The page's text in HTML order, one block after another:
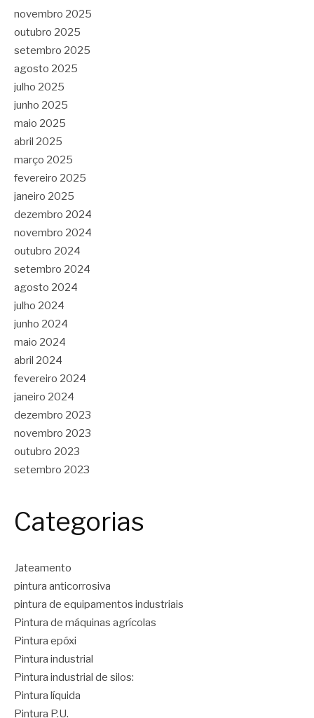
novembro 2025
outubro 2025
setembro 2025
agosto 2025
julho 2025
junho 2025
maio 2025
abril 2025
março 2025
fevereiro 2025
janeiro 2025
dezembro 2024
novembro 2024
outubro 2024
setembro 2024
agosto 2024
julho 2024
junho 2024
maio 2024
abril 2024
fevereiro 2024
janeiro 2024
dezembro 2023
novembro 2023
outubro 2023
setembro 2023
Categorias
Jateamento
pintura anticorrosiva
pintura de equipamentos industriais
Pintura de máquinas agrícolas
Pintura epóxi
Pintura industrial
Pintura industrial de silos:
Pintura líquida
Pintura P.U.